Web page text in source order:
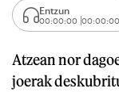
Entzun
00:00:00 00:00:00
Atzean nor
joerak